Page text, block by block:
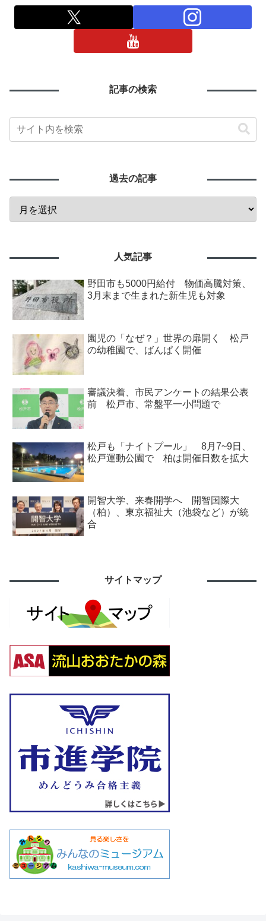
記事の検索
過去の記事
人気記事
野田市も5000円給付 物価高騰対策、
3月末まで生まれた新生児も対象
園児の「なぜ？」世界の扉開く 松戸
の幼稚園で、ばんぱく開催
審議決着、市民アンケートの結果公表
前 松戸市、常盤平一小問題で
松戸も「ナイトプール」 8月7~9日、
松戸運動公園で 柏は開催日数を拡大
開智大学、来春開学へ 開智国際大
（柏）、東京福祉大（池袋など）が統
合
サイトマップ